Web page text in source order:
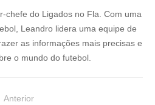
chefe do Ligados no Fla. Com uma
Leandro lidera uma equipe de
as informações mais precisas e
o mundo do futebol.
Anterior